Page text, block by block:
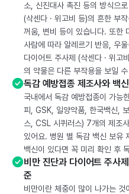
소, 신진대사 촉진 등의 방식으
(삭센다 · 위고비 등)의 흔한 부
꺼움, 변비 등이 있습니다. 또한
사람에 따라 알레르기 반응, 우
다이어트 주사제 (삭센다 · 위고
의 약물은 다른 부작용을 보일
독감 예방접종 제조사와 백신
국내에서 독감 예방접종이 가능
피, GSK, 일양약품, 한국백신,
스, CSL 시퀴러스) 7개의 제조
있어요. 병원 별 독감 백신 보유
백신이 있다면 꼭 미리 확인 후
비만 진단과 다이어트 주사
준
비만이란 체중이 많이 나가는 것